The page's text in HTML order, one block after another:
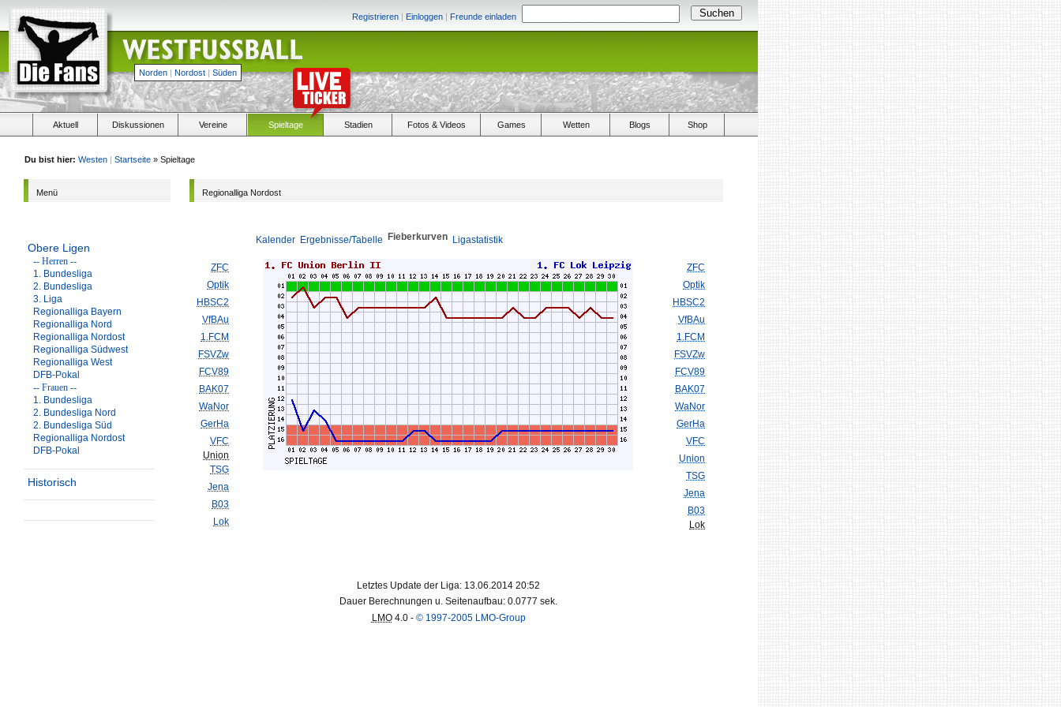
Registrieren | Einloggen | Freunde einladen
Norden | Nordost | Süden
Aktuell Diskussionen Vereine Spieltage Stadien Fotos & Videos Games Wetten Blogs Shop
Du bist hier: Westen | Startseite » Spieltage
Menü
Obere Ligen
-- Herren --
1. Bundesliga
2. Bundesliga
3. Liga
Regionalliga Bayern
Regionalliga Nord
Regionalliga Nordost
Regionalliga Südwest
Regionalliga West
DFB-Pokal
-- Frauen --
1. Bundesliga
2. Bundesliga Nord
2. Bundesliga Süd
Regionalliga Nordost
DFB-Pokal
Historisch
Regionalliga Nordost
Kalender Ergebnisse/Tabelle Fieberkurven Ligastatistik
ZFC
Optik
HBSC2
VfBAu
1.FCM
FSVZw
FCV89
BAK07
WaNor
GerHa
VFC
Union
TSG
Jena
B03
Lok
ZFC
Optik
HBSC2
VfBAu
1.FCM
FSVZw
FCV89
BAK07
WaNor
GerHa
VFC
Union
TSG
Jena
B03
Lok
Letztes Update der Liga: 13.06.2014 20:52
Dauer Berechnungen u. Seitenaufbau: 0.0777 sek.
LMO4.0 - © 1997-2005 LMO-Group